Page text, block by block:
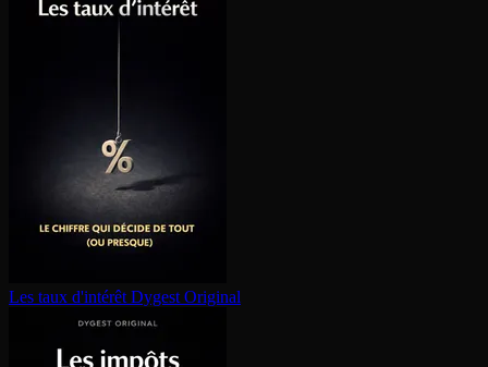
Les taux d'intérêt Dygest Original